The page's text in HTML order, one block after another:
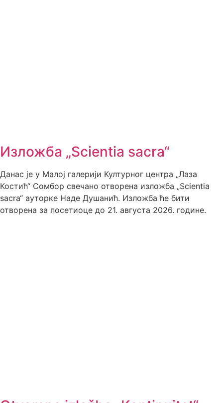
Изложба „Scientia sacra“
Данас је у Малој галерији Културног центра „Лаза
Костић“ Сомбор свечано отворена изложба „Scientia
sacra“ ауторке Наде Душанић. Изложба ће бити
отворена за посетиоце до 21. августа 2026. године.